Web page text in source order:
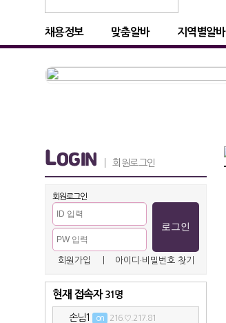
채용정보 맞춤알바 지역별알바
LOGIN 회원로그인
회원로그인
회원가입 아이디·비밀번호 찾기
현재 접속자 31명
손님1 on 216.♡.217.81